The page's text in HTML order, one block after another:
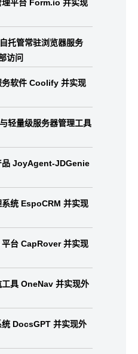
平台 Form.io 并实现
托管常驻浏览器服务
访问
务软件 Coolify 并实现
轻量级服务器管理工具
品 JoyAgent-JDGenie
统 EspoCRM 并实现
台 CapRover 并实现
具 OneNav 并实现外
DocsGPT 并实现外